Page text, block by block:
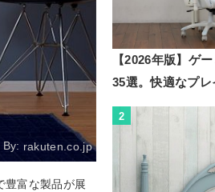
By: rakuten.co.jp
豊富な製品が展
【2026年版】ゲ
35選。快適なプレ
2